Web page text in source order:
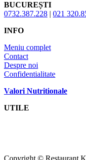
BUCUREȘTI
0732.387.228 | 021
INFO
Meniu complet
Contact
Despre noi
Confidentialitate
Valori Nutritionale
UTILE
Copyright © Restaurant